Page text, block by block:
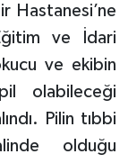
Hastanesi’ne
ve İdari
ve ekibin
olabileceği
Pilin tıbbi
olduğu